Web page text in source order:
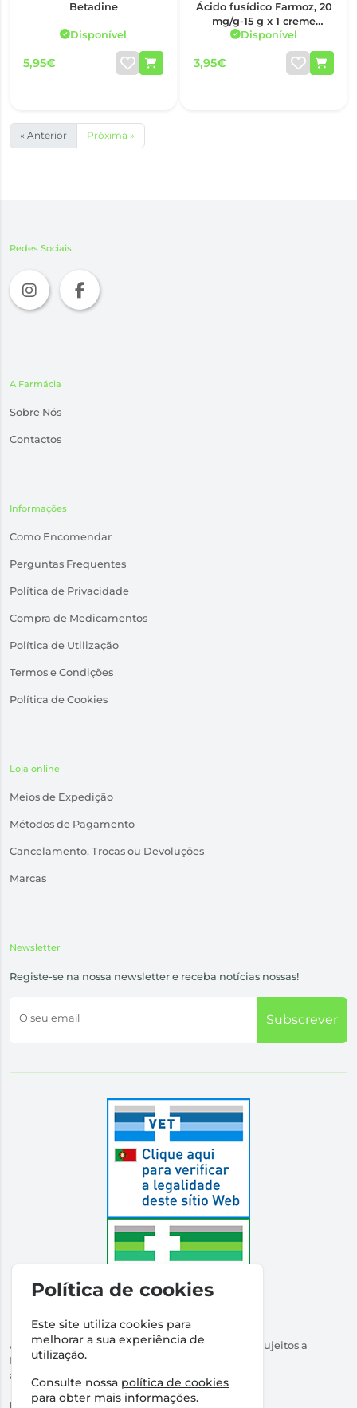
Betadine
Disponível
5,95€
Ácido fusídico Farmoz, 20
mg/g-15 g x 1 creme
bisnaga
Disponível
3,95€
« Anterior Próxima »
Redes Sociais
A Farmácia
Sobre Nós
Contactos
Informações
Como Encomendar
Perguntas Frequentes
Política de Privacidade
Compra de Medicamentos
Política de Utilização
Termos e Condições
Política de Cookies
Loja online
Meios de Expedição
Métodos de Pagamento
Cancelamento, Trocas ou Devoluções
Marcas
Newsletter
Registe-se na nossa newsletter e receba notícias nossas!
O seu email Subscrever
Autorizado a Disponibilizar Medicamentos Não Sujeitos a
Receita Médica
através da Internet pelo Infarmed. I.P.
Direção Técnica:Dr Ricardo Santos
Política de cookies
Este site utiliza cookies para
melhorar a sua experiência de
utilização.
Consulte nossa política de cookies
para obter mais informações.